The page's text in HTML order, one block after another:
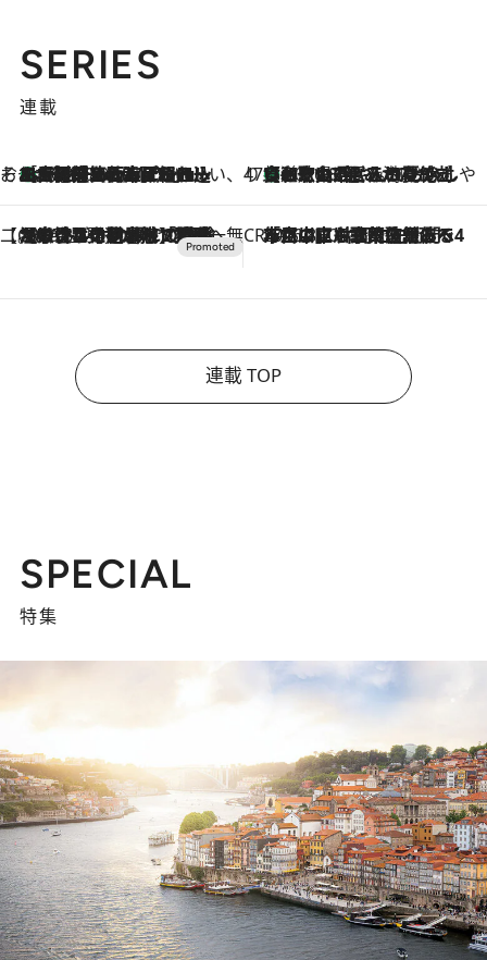
SERIES
連載
そおだよおこの関西おいしい、おやつ紀行
2026.8.9
［大阪府箕面市］一皿一皿目の前で仕上げられる、料理を巧みに組み込んだアシェットデセールコース「ミチル アシェット デセール（Michiru assiette dessert）」 47都道府県の手みやげ ひんやりスイーツで夏を満喫
2026.8.9
【和歌山県】この夏絶対食べたい 冷やしておいしいおやつ3選 みかんがごろっと丸ごと入ったジュレ
【CREA×星野リゾート】唯一無二。癒しと発見が待つ場所へ
2026.8.7
【トンボの足水浴】ヒノキの香りに包まれて涼感マックス！約13℃の湧水かけ流しを避暑地「星野温泉 トンボの湯」で体験 CREA'S CHOICE
2026.8.7
「立川にも歌舞伎があるんだよ」 片岡仁左衛門・市川中車ら豪華座組みで4年目の立川立飛歌舞伎へ
連載 TOP
SPECIAL
特集